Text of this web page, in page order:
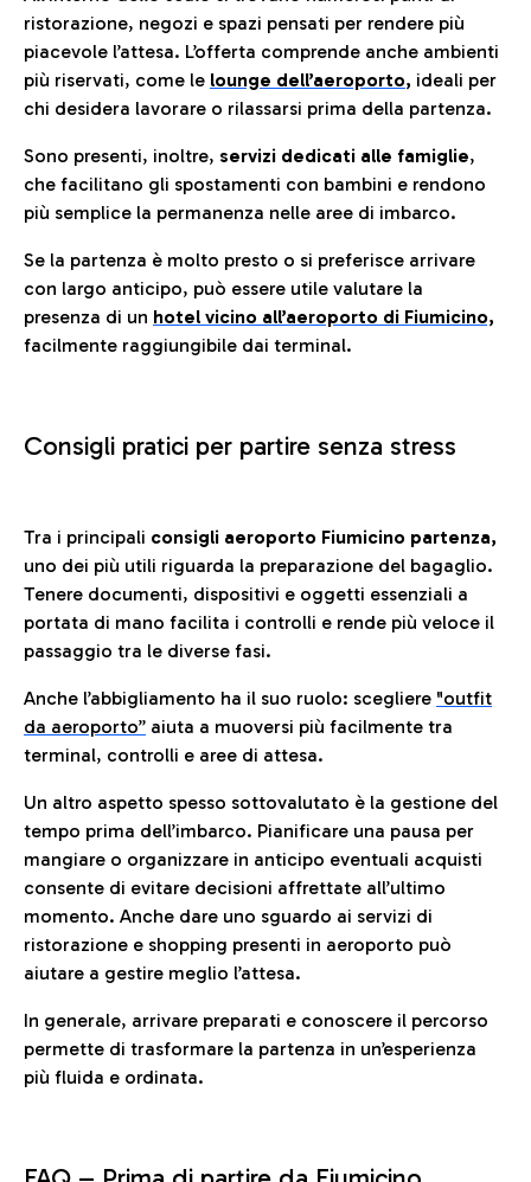
ristorazione, negozi e spazi pensati per rendere più
piacevole l’attesa. L’offerta comprende anche ambienti
più riservati, come le lounge dell’aeroporto, ideali per
chi desidera lavorare o rilassarsi prima della partenza.
Sono presenti, inoltre, servizi dedicati alle famiglie,
che facilitano gli spostamenti con bambini e rendono
più semplice la permanenza nelle aree di imbarco.
Se la partenza è molto presto o si preferisce arrivare
con largo anticipo, può essere utile valutare la
presenza di un hotel vicino all’aeroporto di Fiumicino,
facilmente raggiungibile dai terminal.
Consigli pratici per partire senza stress
Tra i principali consigli aeroporto Fiumicino partenza,
uno dei più utili riguarda la preparazione del bagaglio.
Tenere documenti, dispositivi e oggetti essenziali a
portata di mano facilita i controlli e rende più veloce il
passaggio tra le diverse fasi.
Anche l’abbigliamento ha il suo ruolo: scegliere "outfit
da aeroporto” aiuta a muoversi più facilmente tra
terminal, controlli e aree di attesa.
Un altro aspetto spesso sottovalutato è la gestione del
tempo prima dell’imbarco. Pianificare una pausa per
mangiare o organizzare in anticipo eventuali acquisti
consente di evitare decisioni affrettate all’ultimo
momento. Anche dare uno sguardo ai servizi di
ristorazione e shopping presenti in aeroporto può
aiutare a gestire meglio l’attesa.
In generale, arrivare preparati e conoscere il percorso
permette di trasformare la partenza in un’esperienza
più fluida e ordinata.